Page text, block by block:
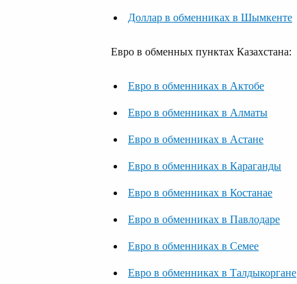
Доллар в обменниках в Шымкенте
Евро в обменных пунктах Казахстана:
Евро в обменниках в Актобе
Евро в обменниках в Алматы
Евро в обменниках в Астане
Евро в обменниках в Караганды
Евро в обменниках в Костанае
Евро в обменниках в Павлодаре
Евро в обменниках в Семее
Евро в обменниках в Талдыкоргане